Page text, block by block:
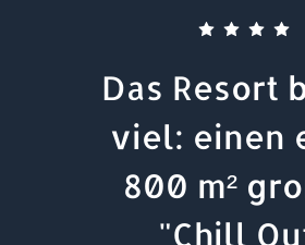
Das Resort
viel: einen
800 m²
"Chill